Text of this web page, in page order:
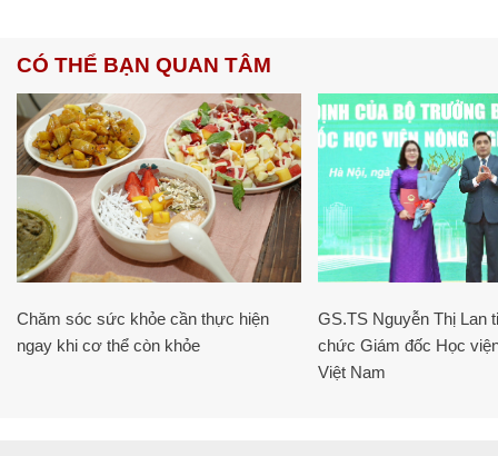
CÓ THỂ BẠN QUAN TÂM
Chăm sóc sức khỏe cần thực hiện
ngay khi cơ thể còn khỏe
GS.TS Nguyễn Thị Lan
chức Giám đốc Học
Việt Nam